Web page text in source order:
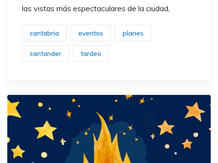
las vistas más espectaculares de la ciudad,
cantabria eventos planes
santander tardeo